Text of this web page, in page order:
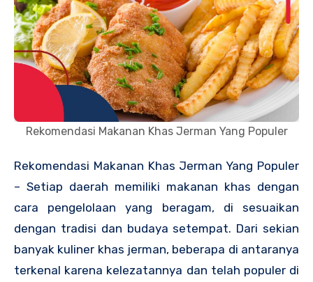
Rekomendasi Makanan Khas Jerman Yang Populer
Rekomendasi Makanan Khas Jerman Yang Populer
– Setiap daerah memiliki makanan khas dengan
cara pengelolaan yang beragam, di sesuaikan
dengan tradisi dan budaya setempat. Dari sekian
banyak kuliner khas jerman, beberapa di antaranya
terkenal karena kelezatannya dan telah populer di